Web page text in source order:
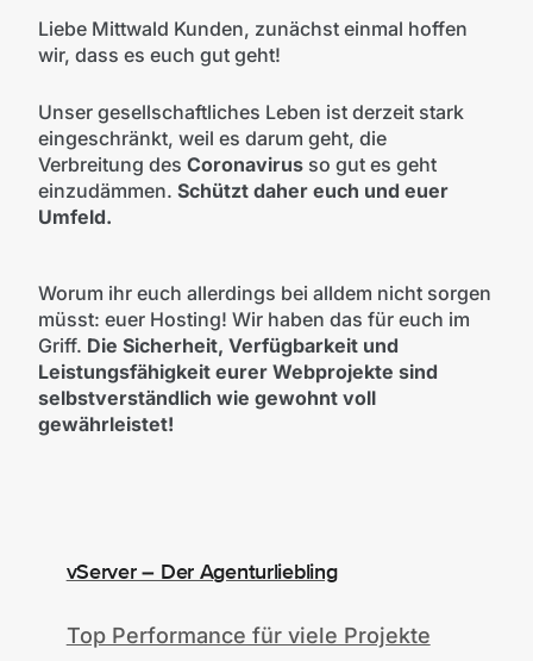
Liebe Mittwald Kunden, zunächst einmal hoffen
wir, dass es euch gut geht!
Unser gesellschaftliches Leben ist derzeit stark
eingeschränkt, weil es darum geht, die
Verbreitung des Coronavirusso gut es geht
einzudämmen. Schützt daher euch und euer
Umfeld.
Worum ihr euch allerdings bei alldem nicht sorgen
müsst: euer Hosting! Wir haben das für euch im
Griff. Die Sicherheit, Verfügbarkeit und
Leistungsfähigkeit eurer Webprojekte sind
selbstverständlich wie gewohnt voll
gewährleistet!
vServer – Der Agenturliebling
Top Performance für viele Projekte